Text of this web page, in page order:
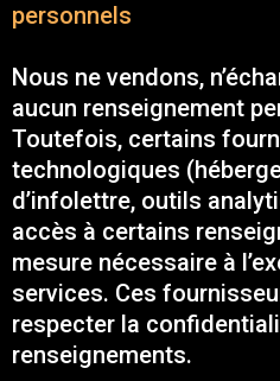
personnels
Nous ne vendons,
aucun renseignement
Toutefois, certains
technologiques
d’infolettre, outils
accès à certains
mesure nécessaire à
services. Ces
respecter la
renseignements.